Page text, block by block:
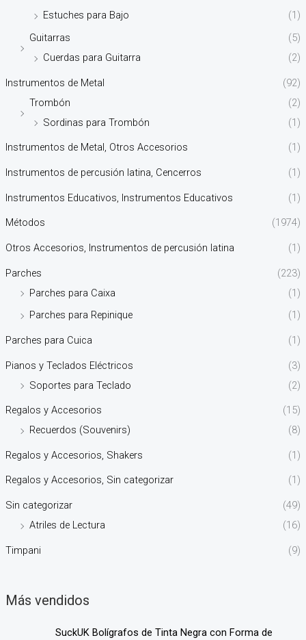
Estuches para Bajo
(1)
Guitarras
(5)
Cuerdas para Guitarra
(2)
Instrumentos de Metal
(92)
Trombón
(2)
Sordinas para Trombón
(1)
Instrumentos de Metal, Otros Accesorios (1)
Instrumentos de percusión latina, Cencerros (1)
Instrumentos Educativos, Instrumentos Educativos (1)
Métodos (1974)
Otros Accesorios, Instrumentos de percusión latina (1)
Parches
(223)
Parches para Caixa
(1)
Parches para Repinique
(1)
Parches para Cuica (1)
Pianos y Teclados Eléctricos
(3)
Soportes para Teclado
(2)
Regalos y Accesorios
(15)
Recuerdos (Souvenirs)
(8)
Regalos y Accesorios, Shakers (1)
Regalos y Accesorios, Sin categorizar (1)
Sin categorizar
(49)
Atriles de Lectura
(16)
Timpani (9)
Más vendidos
SuckUK Bolígrafos de Tinta Negra con Forma de